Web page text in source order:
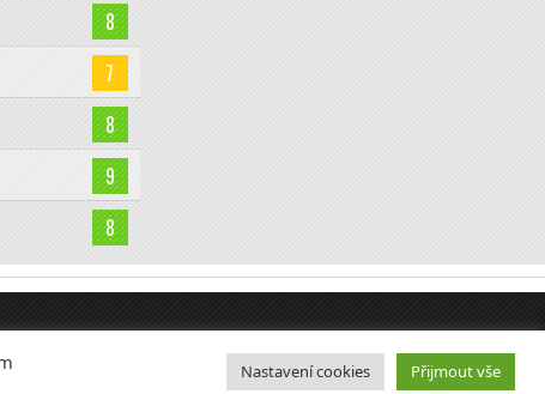
8
7
8
9
8
se! Nastavení cookies Přijmout vše